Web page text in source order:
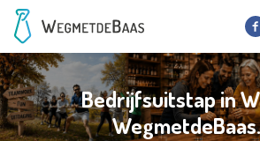
Bedrijfsuitstap in